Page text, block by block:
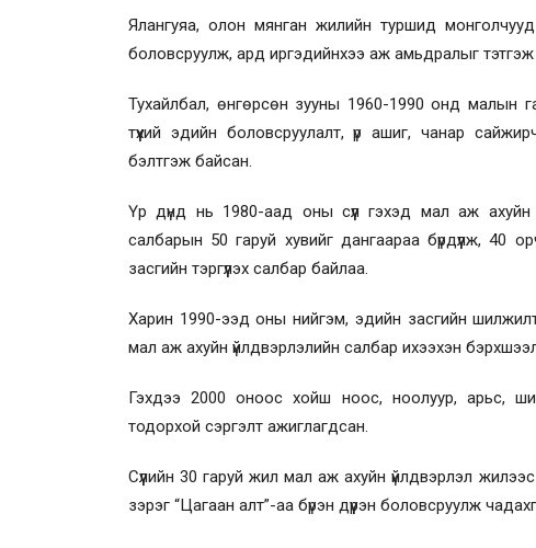
Ялангуяа, олон мянган жилийн туршид
боловсруулж, ард иргэдийнхээ аж амьдралыг тэтгэж
Тухайлбал, өнгөрсөн зууны 1960-1990 онд малын
түүхий эдийн боловсруулалт, үр ашиг, чанар
бэлтгэж байсан.
Үр дүнд нь 1980-аад оны сүүл гэхэд мал аж
салбарын 50 гаруй хувийг дангаараа бүрдүүлж, 40
засгийн тэргүүлэх салбар байлаа.
Харин 1990-ээд оны нийгэм, эдийн засгийн
мал аж ахуйн үйлдвэрлэлийн салбар ихээхэн
Гэхдээ 2000 оноос хойш ноос, ноолуур, арьс,
тодорхой сэргэлт ажиглагдсан.
Сүүлийн 30 гаруй жил мал аж ахуйн үйлдвэрлэл
зэрэг “Цагаан алт”-аа бүрэн дүүрэн боловсруулж